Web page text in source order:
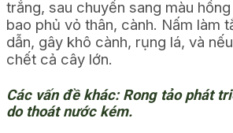
trắng, sau chuyển sang màu
bao phủ vỏ thân, cành. Nấm làm
dẫn, gây khô cành, rụng lá, và
chết cả cây lớn.
Các vấn đề khác: Rong tảo phát
do thoát nước kém.